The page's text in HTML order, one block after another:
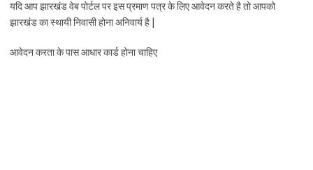
यदि आप झारखंड वेब पोर्टल पर इस प्रमाण पत्र के लिए आवेदन करते है तो आपको
झारखंड का स्थायी निवासी होना अनिवार्य है |
आवेदन करता के पास आधार कार्ड होना चाहिए